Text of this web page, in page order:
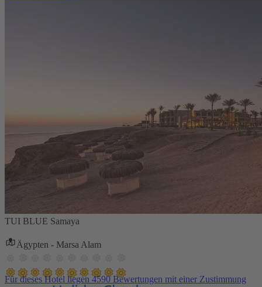
TUI BLUE Samaya
Ägypten - Marsa Alam
Für dieses Hotel liegen 4590 Bewertungen mit einer Zustimmung